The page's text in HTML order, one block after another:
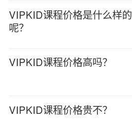
VIPKID课程价格是什么样的
呢？
VIPKID课程价格高吗？
VIPKID课程价格贵不？